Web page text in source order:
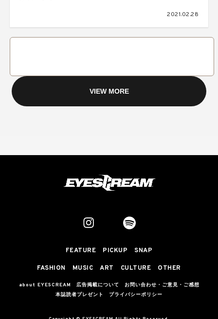
2021.02.28
VIEW MORE
FEATURE PICKUP SNAP
FASHION MUSIC ART CULTURE OTHER
about EYESCREAM 広告掲載について
お問い合わせ・ご意見・ご感想
本誌読者プレゼント
プライバシーポリシー